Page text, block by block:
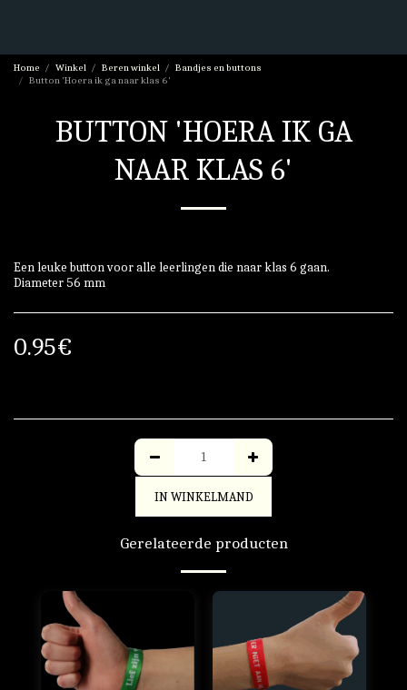
Home Winkel Beren winkel
Bandjes en buttons
Button 'Hoera ik ga naar klas 6'
BUTTON 'HOERA IK GA
NAAR KLAS 6'
Een leuke button voor alle leerlingen die naar klas 6 gaan.
Diameter 56 mm
0.95€
IN WINKELMAND
Gerelateerde producten